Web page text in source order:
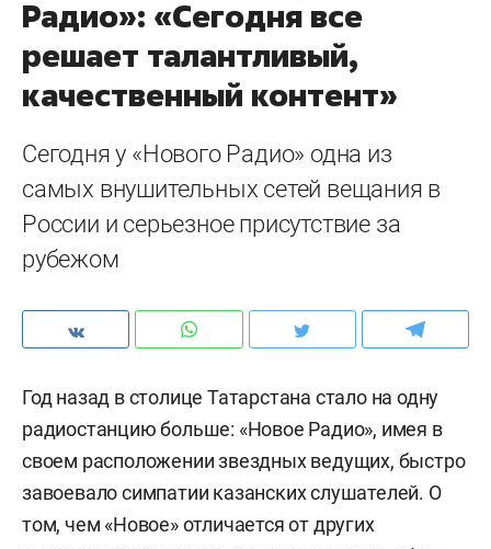
Радио»: «Сегодня все
решает талантливый,
качественный контент»
Сегодня у «Нового Радио» одна из
самых внушительных сетей вещания в
России и серьезное присутствие за
рубежом
Год назад в столице Татарстана стало на одну
радиостанцию больше: «Новое Радио», имея в
своем расположении звездных ведущих, быстро
завоевало симпатии казанских слушателей. О
том, чем «Новое» отличается от других